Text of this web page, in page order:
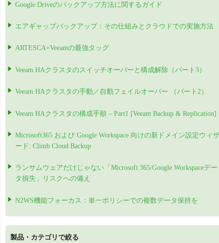
Google Driveのバックアップ方法に関するガイド
エアギャップバックアップ：その仕組みとクラウドでの実施方法
ARTESCA+Veeamの最強タッグ
Veeam HAクラスタのスイッチオーバーと構成解除（パート3）
Veeam HAクラスタの手動／自動フェイルオーバー （パート2）
Veeam HAクラスタの構成手順 – Part1 [Veeam Backup & Replication]
Microsoft365 および Google Workspace 向けの新ドメイン設定ウィザ
ード: Climb Cloud Backup
ランサムウェアだけじゃない「Microsoft 365/Google Workspaceデー
タ損失」リスクへの備え
N2WS機能フォーカス：単一ポリシーでの複数データ保持を
製品・カテゴリで絞る